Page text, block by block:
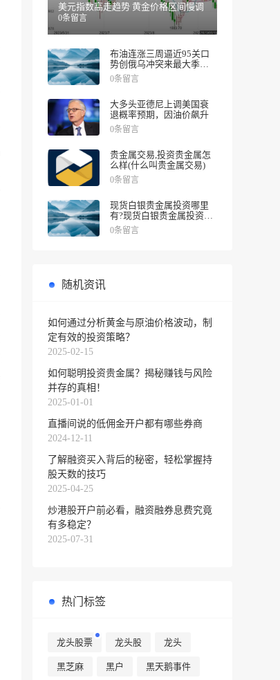
美元指数高走趋势 黄金价格区间慢调
0条留言
布油连涨三周逼近95关口
势创俄乌冲突来最大季度
涨幅
0条留言
大多头亚德尼上调美国衰
退概率预期，因油价飙升
0条留言
贵金属交易,投资贵金属怎
么样(什么叫贵金属交易)
0条留言
现货白银贵金属投资哪里
有?现货白银贵金属投资被
诱导投资亏损
0条留言
随机资讯
如何通过分析黄金与原油价格波动，制
定有效的投资策略？
2025-02-15
如何聪明投资贵金属？揭秘赚钱与风险
并存的真相！
2025-01-01
直播间说的低佣金开户都有哪些券商
2024-12-11
了解融资买入背后的秘密，轻松掌握持
股天数的技巧
2025-04-25
炒港股开户前必看，融资融券息费究竟
有多稳定？
2025-07-31
热门标签
龙头股票 龙头股 龙头
黑芝麻 黑户 黑天鹅事件